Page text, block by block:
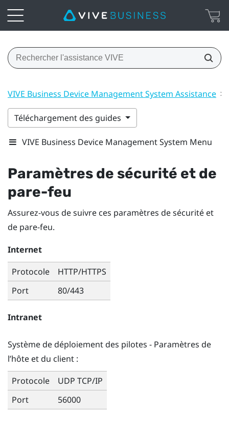
VIVE Business Device Management System Assistance >
Téléchargement des guides
VIVE Business Device Management System Menu
Paramètres de sécurité et de
pare-feu
Assurez-vous de suivre ces paramètres de sécurité et
de pare-feu.
Internet
Protocole
HTTP/HTTPS
Port
80/443
Intranet
Système de déploiement des pilotes - Paramètres de
l’hôte et du client :
Protocole
UDP TCP/IP
Port
56000